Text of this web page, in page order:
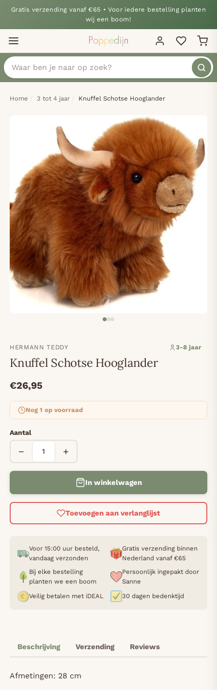
Gratis verzending vanaf €65 • Voor iedere bestelling planten
wij een boom!
Home 3 tot 4 jaar Knuffel Schotse Hooglander
HERMANN TEDDY 3-8 jaar
Knuffel Schotse Hooglander
€26,95
Nog 1 op voorraad
Aantal
− +
In winkelwagen
Toevoegen aan verlanglijst
Voor 15:00 uur besteld,
vandaag verzonden
Gratis verzending binnen
Nederland vanaf €65
Bij elke bestelling
planten we een boom
Persoonlijk ingepakt door
Sanne
Veilig betalen met iDEAL
30 dagen bedenktijd
Beschrijving Verzending Reviews
Afmetingen: 28 cm